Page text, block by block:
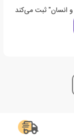
و انسان" ثبت می‌کند